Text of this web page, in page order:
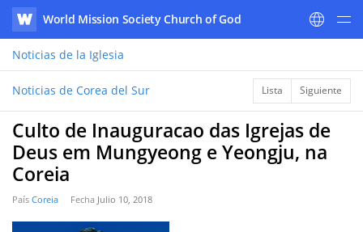
WATV
World Mission Society Church of God
Noticias de la Iglesia
Noticias de Corea del Sur Lista Siguiente
Culto de Inauguracao das Igrejas de
Deus em Mungyeong e Yeongju, na
Coreia
País Coreia Fecha Julio 10, 2018